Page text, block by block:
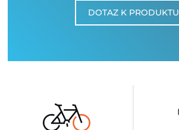
DOTAZ K PRODUKTU